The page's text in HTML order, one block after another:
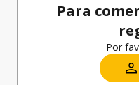
Para
Por